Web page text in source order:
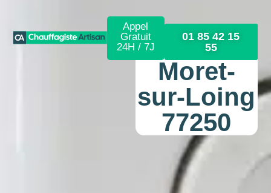
Appel
Gratuit
24H / 7J
01 85 42 15
55
Moret-
sur-Loing
77250